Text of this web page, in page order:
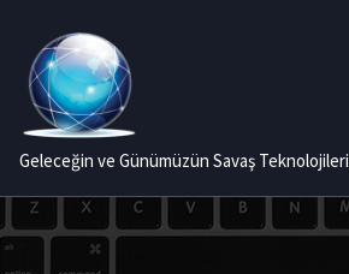
Geleceğin ve Günümüzün Savaş Teknolojileri